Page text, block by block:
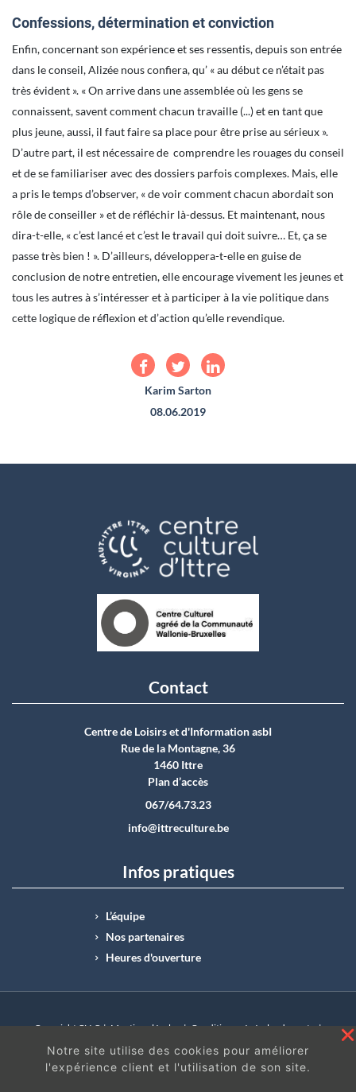
Confessions, détermination et conviction
Enfin, concernant son expérience et ses ressentis, depuis son entrée
dans le conseil, Alizée nous confiera, qu’ « au début ce n’était pas
très évident ». « On arrive dans une assemblée où les gens se
connaissent, savent comment chacun travaille (...) et en tant que
plus jeune, aussi, il faut faire sa place pour être prise au sérieux ».
D’autre part, il est nécessaire de comprendre les rouages du conseil
et de se familiariser avec des dossiers parfois complexes. Mais, elle
a pris le temps d’observer, « de voir comment chacun abordait son
rôle de conseiller » et de réfléchir là-dessus. Et maintenant, nous
dira-t-elle, « c’est lancé et c’est le travail qui doit suivre… Et, ça se
passe très bien ! ». D’ailleurs, développera-t-elle en guise de
conclusion de notre entretien, elle encourage vivement les jeunes et
tous les autres à s’intéresser et à participer à la vie politique dans
cette logique de réflexion et d’action qu’elle revendique.
Karim Sarton
08.06.2019
Contact
Centre de Loisirs et d'Information asbI
Rue de la Montagne, 36
1460 Ittre
Plan d’accès
067/64.73.23
info@ittreculture.be
Infos pratiques
L’équipe
Nos partenaires
Heures d'ouverture
Copyright CLI © | Mentions légales | Conditions générales de vente |
N°Entreprise : BE0414.742.009 |
BE50 0012 6285 4518
Notre site utilise des cookies pour améliorer
l'expérience client et l'utilisation de son site.